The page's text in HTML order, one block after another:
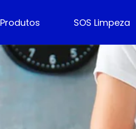
Produtos SOS Limpeza